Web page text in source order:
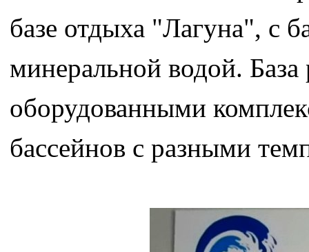
базе отдыха "Лагуна", с
минеральной водой. База
оборудованными
бассейнов с разными